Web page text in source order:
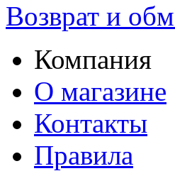
Возврат и
Компания
О магазине
Контакты
Правила